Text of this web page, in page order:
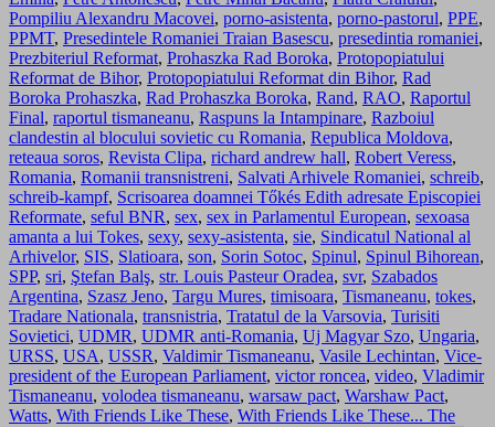
Pompiliu Alexandru Macovei, porno-asistenta, porno-pastorul, PPE,
PPMT, Presedintele Romaniei Traian Basescu, presedintia romaniei,
Prezbiteriul Reformat, Prohaszka Rad Boroka, Protopopiatului
Reformat de Bihor, Protopopiatului Reformat din Bihor, Rad
Boroka Prohaszka, Rad Prohaszka Boroka, Rand, RAO, Raportul
Final, raportul tismaneanu, Raspuns la Intampinare, Razboiul
clandestin al blocului sovietic cu Romania, Republica Moldova,
reteaua soros, Revista Clipa, richard andrew hall, Robert Veress,
Romania, Romanii transnistreni, Salvati Arhivele Romaniei, schreib,
schreib-kampf, Scrisoarea doamnei Tőkés Edith adresate Episcopiei
Reformate, seful BNR, sex, sex in Parlamentul European, sexoasa
amanta a lui Tokes, sexy, sexy-asistenta, sie, Sindicatul National al
Arhivelor, SIS, Slatioara, son, Sorin Sotoc, Spinul, Spinul Bihorean,
SPP, sri, Ştefan Balş, str. Louis Pasteur Oradea, svr, Szabados
Argentina, Szasz Jeno, Targu Mures, timisoara, Tismaneanu, tokes,
Tradare Nationala, transnistria, Tratatul de la Varsovia, Turisiti
Sovietici, UDMR, UDMR anti-Romania, Uj Magyar Szo, Ungaria,
URSS, USA, USSR, Valdimir Tismaneanu, Vasile Lechintan, Vice-
president of the European Parliament, victor roncea, video, Vladimir
Tismaneanu, volodea tismaneanu, warsaw pact, Warshaw Pact,
Watts, With Friends Like These, With Friends Like These... The